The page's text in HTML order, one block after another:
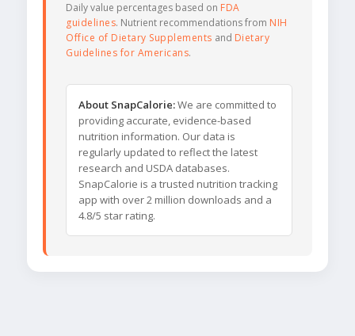
Daily value percentages based on FDA
guidelines. Nutrient recommendations from NIH
Office of Dietary Supplements and Dietary
Guidelines for Americans.
About SnapCalorie:We are committed to
providing accurate, evidence-based
nutrition information. Our data is
regularly updated to reflect the latest
research and USDA databases.
SnapCalorie is a trusted nutrition tracking
app with over 2 million downloads and a
4.8/5 star rating.